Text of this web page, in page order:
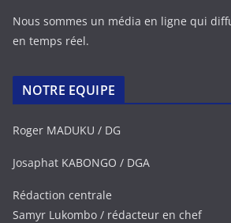
Nous sommes un média en ligne qui
en temps réel.
NOTRE EQUIPE
Roger MADUKU / DG
Josaphat KABONGO / DGA
Rédaction centrale
Samyr Lukombo / rédacteur en chef